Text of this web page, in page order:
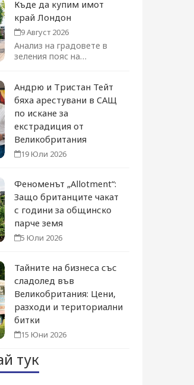
Къде да купим имот
край Лондон
9 Август 2026
Анализ на градовете в
зеления пояс на
баланс...
Андрю и Тристан Тейт
бяха арестувани в САЩ
по искане за
екстрадиция от
Великобритания
19 Юли 2026
Феноменът „Allotment“:
Защо британците чакат
с години за общинско
парче земя
5 Юли 2026
Тайните на бизнеса със
сладолед във
Великобритания: Цени,
разходи и териториални
битки
15 Юни 2026
тук